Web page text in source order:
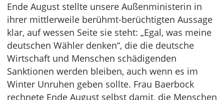
Ende August stellte unsere Außenministerin in
ihrer mittlerweile berühmt-berüchtigten Aussage
klar, auf wessen Seite sie steht: „Egal, was meine
deutschen Wähler denken“, die die deutsche
Wirtschaft und Menschen schädigenden
Sanktionen werden bleiben, auch wenn es im
Winter Unruhen geben sollte. Frau Baerbock
rechnete Ende August selbst damit, die Menschen